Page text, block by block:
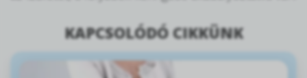
KAPCSOLÓDÓ CIKKÜNK